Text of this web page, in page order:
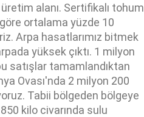
alanı. Sertifikalı tohum
ortalama yüzde 10
Arpa hasatlarımız bitmek
yüksek çıktı. 1 milyon
satışlar tamamlandıktan
Ovası'nda 2 milyon 200
Tabii bölgeden bölgeye
kilo civarında sulu